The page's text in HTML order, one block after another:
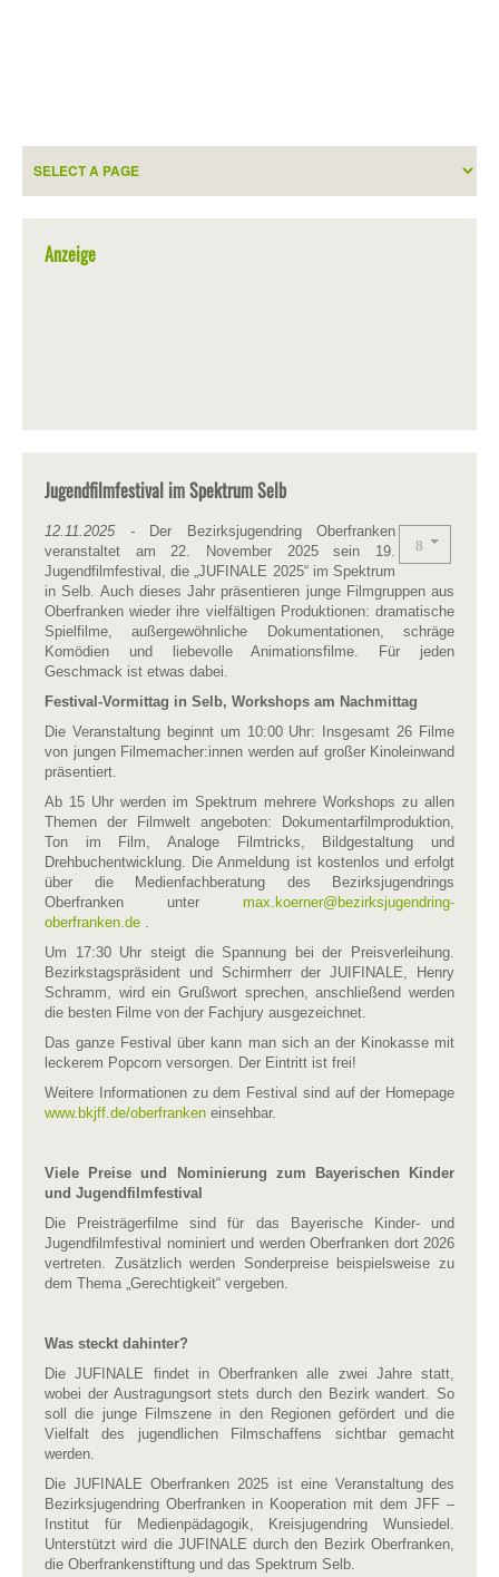
Anzeige
Jugendfilmfestival im Spektrum Selb
12.11.2025 - Der Bezirksjugendring Oberfranken
veranstaltet am 22. November 2025 sein 19.
Jugendfilmfestival, die „JUFINALE 2025“ im Spektrum
in Selb. Auch dieses Jahr präsentieren junge Filmgruppen aus
Oberfranken wieder ihre vielfältigen Produktionen: dramatische
Spielfilme, außergewöhnliche Dokumentationen, schräge
Komödien und liebevolle Animationsfilme. Für jeden
Geschmack ist etwas dabei.
Festival-Vormittag in Selb, Workshops am Nachmittag
Die Veranstaltung beginnt um 10:00 Uhr: Insgesamt 26 Filme
von jungen Filmemacher:innen werden auf großer Kinoleinwand
präsentiert.
Ab 15 Uhr werden im Spektrum mehrere Workshops zu allen
Themen der Filmwelt angeboten: Dokumentarfilmproduktion,
Ton im Film, Analoge Filmtricks, Bildgestaltung und
Drehbuchentwicklung. Die Anmeldung ist kostenlos und erfolgt
über die Medienfachberatung des Bezirksjugendrings
Oberfranken unter max.koerner​@​bezirksjugendring-
oberfranken.de
Um 17:30 Uhr steigt die Spannung bei der Preisverleihung.
Bezirkstagspräsident und Schirmherr der JUIFINALE, Henry
Schramm, wird ein Grußwort sprechen, anschließend werden
die besten Filme von der Fachjury ausgezeichnet.
Das ganze Festival über kann man sich an der Kinokasse mit
leckerem Popcorn versorgen. Der Eintritt ist frei!
Weitere Informationen zu dem Festival sind auf der Homepage
www.bkjff.de/oberfranken einsehbar.
Viele Preise und Nominierung zum Bayerischen Kinder
und Jugendfilmfestival
Die Preisträgerfilme sind für das Bayerische Kinder- und
Jugendfilmfestival nominiert und werden Oberfranken dort 2026
vertreten. Zusätzlich werden Sonderpreise beispielsweise zu
dem Thema „Gerechtigkeit“ vergeben.
Was steckt dahinter?
Die JUFINALE findet in Oberfranken alle zwei Jahre statt,
wobei der Austragungsort stets durch den Bezirk wandert. So
soll die junge Filmszene in den Regionen gefördert und die
Vielfalt des jugendlichen Filmschaffens sichtbar gemacht
werden.
Die JUFINALE Oberfranken 2025 ist eine Veranstaltung des
Bezirksjugendring Oberfranken in Kooperation mit dem JFF –
Institut für Medienpädagogik, Kreisjugendring Wunsiedel.
Unterstützt wird die JUFINALE durch den Bezirk Oberfranken,
die Oberfrankenstiftung und das Spektrum Selb.